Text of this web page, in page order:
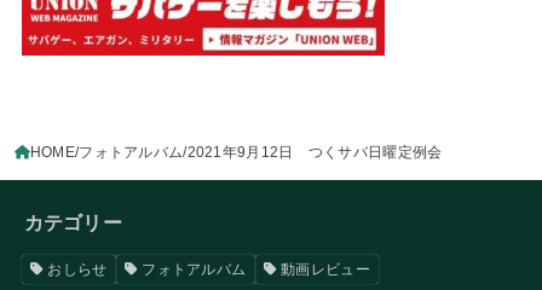
HOME フォトアルバム 2021年9月12日 つくサバ日曜定例会
カテゴリー
おしらせ フォトアルバム 動画レビュー